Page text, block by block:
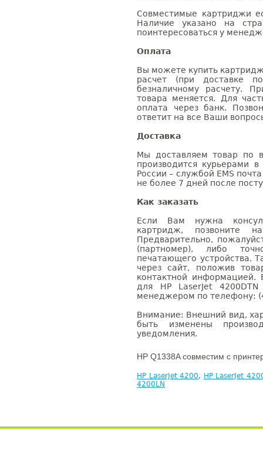
Совместимые картриджи
Наличие указано на
поинтересоваться у
Оплата
Вы можете купить
расчет (при доставке
безналичному расчету.
товара меняется. Для
оплата через банк.
ответит на все Ваши
Доставка
Мы доставляем товар по
производится курьерами
России – службой EMS
не более 7 дней после
Как заказать
Если Вам нужна
картридж, позвоните
Предварительно,
(партномер), либо
печатающего устройства.
через сайт, положив
контактной информацией.
для HP LaserJet
менеджером по телефону:
Внимание: Внешний вид,
быть изменены
уведомления.
HP Q1338A совместим с
HP LaserJet 4200, HP LaserJet
4200LN